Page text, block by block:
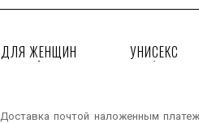
ДЛЯ ЖЕНЩИН УНИСЕКС
Доставка почтой наложенным